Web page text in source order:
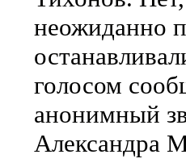
неожиданно
голосом
анонимный
Александра